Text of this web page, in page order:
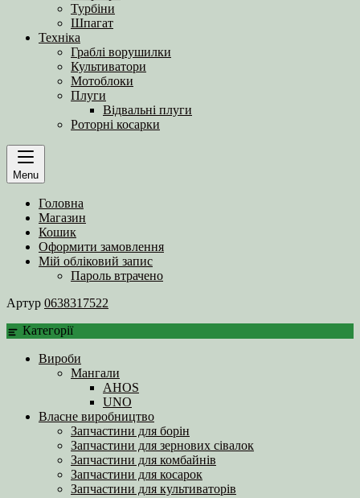
Турбіни
Шпагат
Техніка
Граблі ворушилки
Культиватори
Мотоблоки
Плуги
Відвальні плуги
Роторні косарки
Menu
Головна
Магазин
Кошик
Оформити замовлення
Мій обліковий запис
Пароль втрачено
Артур 0638317522
Категорії
Вироби
Мангали
AHOS
UNO
Власне виробництво
Запчастини для борін
Запчастини для зернових сівалок
Запчастини для комбайнів
Запчастини для косарок
Запчастини для культиваторів